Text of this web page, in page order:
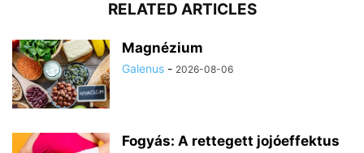
RELATED ARTICLES
Magnézium
Galenus - 2026-08-06
Fogyás: A rettegett jojóeffektus